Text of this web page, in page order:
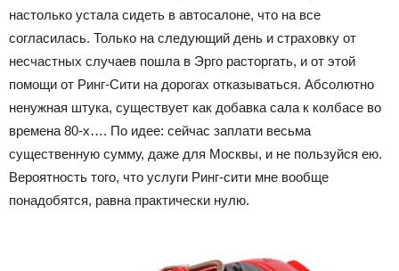
настолько устала сидеть в автосалоне, что на все
согласилась. Только на следующий день и страховку от
несчастных случаев пошла в Эрго расторгать, и от этой
помощи от Ринг-Сити на дорогах отказываться. Абсолютно
ненужная штука, существует как добавка сала к колбасе во
времена 80-х…. По идее: сейчас заплати весьма
существенную сумму, даже для Москвы, и не пользуйся ею.
Вероятность того, что услуги Ринг-сити мне вообще
понадобятся, равна практически нулю.